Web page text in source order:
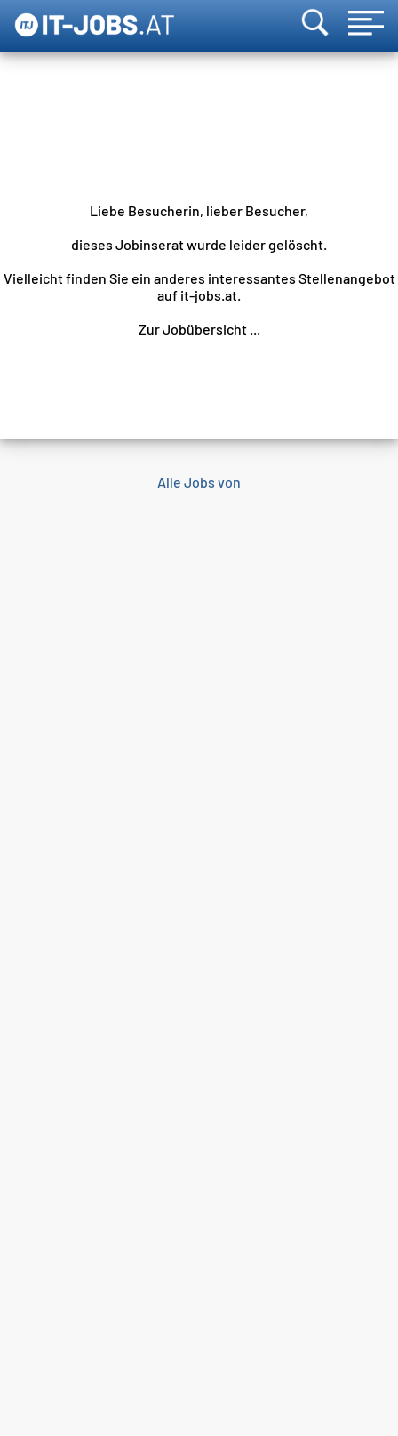
Liebe Besucherin, lieber Besucher,
dieses Jobinserat wurde leider gelöscht.
Vielleicht finden Sie ein anderes interessantes Stellenangebot
auf it-jobs.at.
Zur Jobübersicht ...
Alle Jobs von